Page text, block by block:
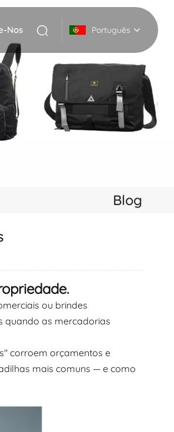
Nos Português
Deutsch
Italiano
Blog
ou brindes
quando as mercadorias
corroem orçamentos e
mais comuns — e como